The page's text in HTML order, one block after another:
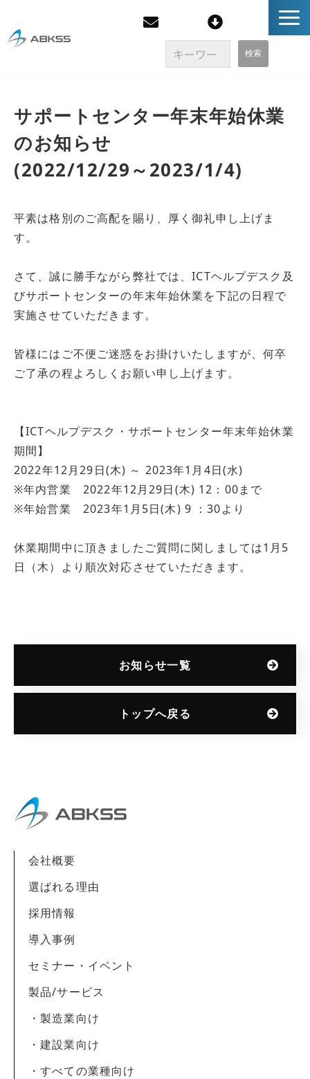
製品/FAQ
サービス
オンラインストア
ブログ
採用情報
サポートセンター年末年始休業
のお知らせ
(2022/12/29～2023/1/4)
平素は格別のご高配を賜り、厚く御礼申し上げま
す。
さて、誠に勝手ながら弊社では、ICTヘルプデスク及
びサポートセンターの年末年始休業を下記の日程で
実施させていただきます。
皆様にはご不便ご迷惑をお掛けいたしますが、何卒
ご了承の程よろしくお願い申し上げます。
【ICTヘルプデスク・サポートセンター年末年始休業
期間】
2022年12月29日(木) ～ 2023年1月4日(水)
※年内営業 2022年12月29日(木) 12：00まで
※年始営業 2023年1月5日(木) 9 ：30より
休業期間中に頂きましたご質問に関しましては1月5
日（木）より順次対応させていただきます。
お知らせ一覧
トップへ戻る
会社概要
選ばれる理由
採用情報
導入事例
セミナー・イベント
製品/サービス
・製造業向け
・建設業向け
・すべての業種向け